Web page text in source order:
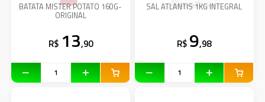
BATATA MISTER POTATO 160G-
ORIGINAL
R$ 13,90
SAL ATLANTIS 1KG INTEGRAL
R$ 9,98